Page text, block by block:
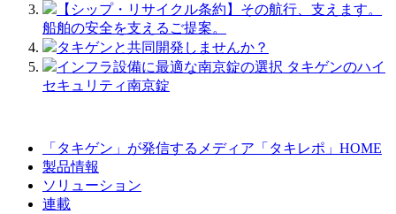
【シップ・リサイクル条約】その航行、支えます。
船舶の安全を支えるご提案。
タキゲンと共同開発しませんか？
インフラ設備に最適な南京錠の選択 タキゲンのハイ
セキュリティ南京錠
「タキゲン」が発信するメディア「タキレポ」HOME
製品情報
ソリューション
連載